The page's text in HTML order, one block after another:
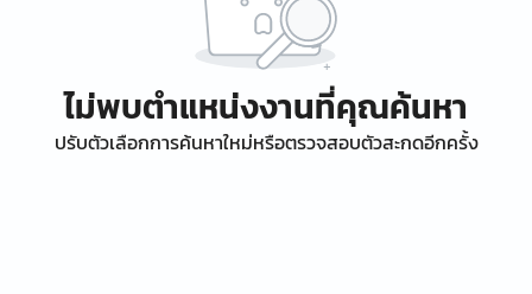
ไม่พบตำแหน่งงานที่คุณค้นหา
ปรับตัวเลือกการค้นหาใหม่หรือตรวจสอบตัวสะกดอีกครั้ง